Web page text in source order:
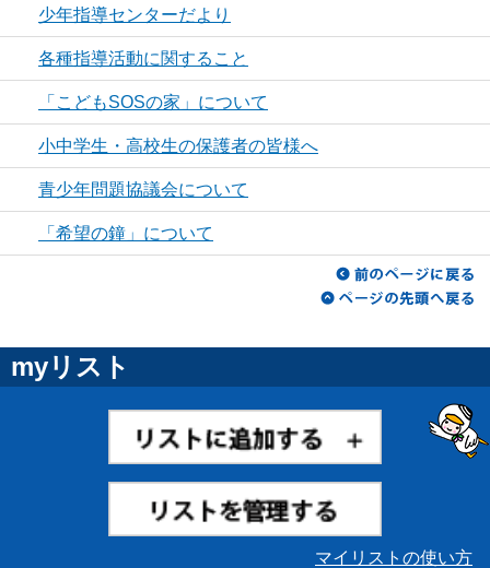
少年指導センターだより
各種指導活動に関すること
「こどもSOSの家」について
小中学生・高校生の保護者の皆様へ
青少年問題協議会について
「希望の鐘」について
myリスト
マイリストの使い方